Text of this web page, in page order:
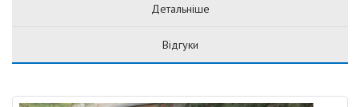
Детальніше
Відгуки